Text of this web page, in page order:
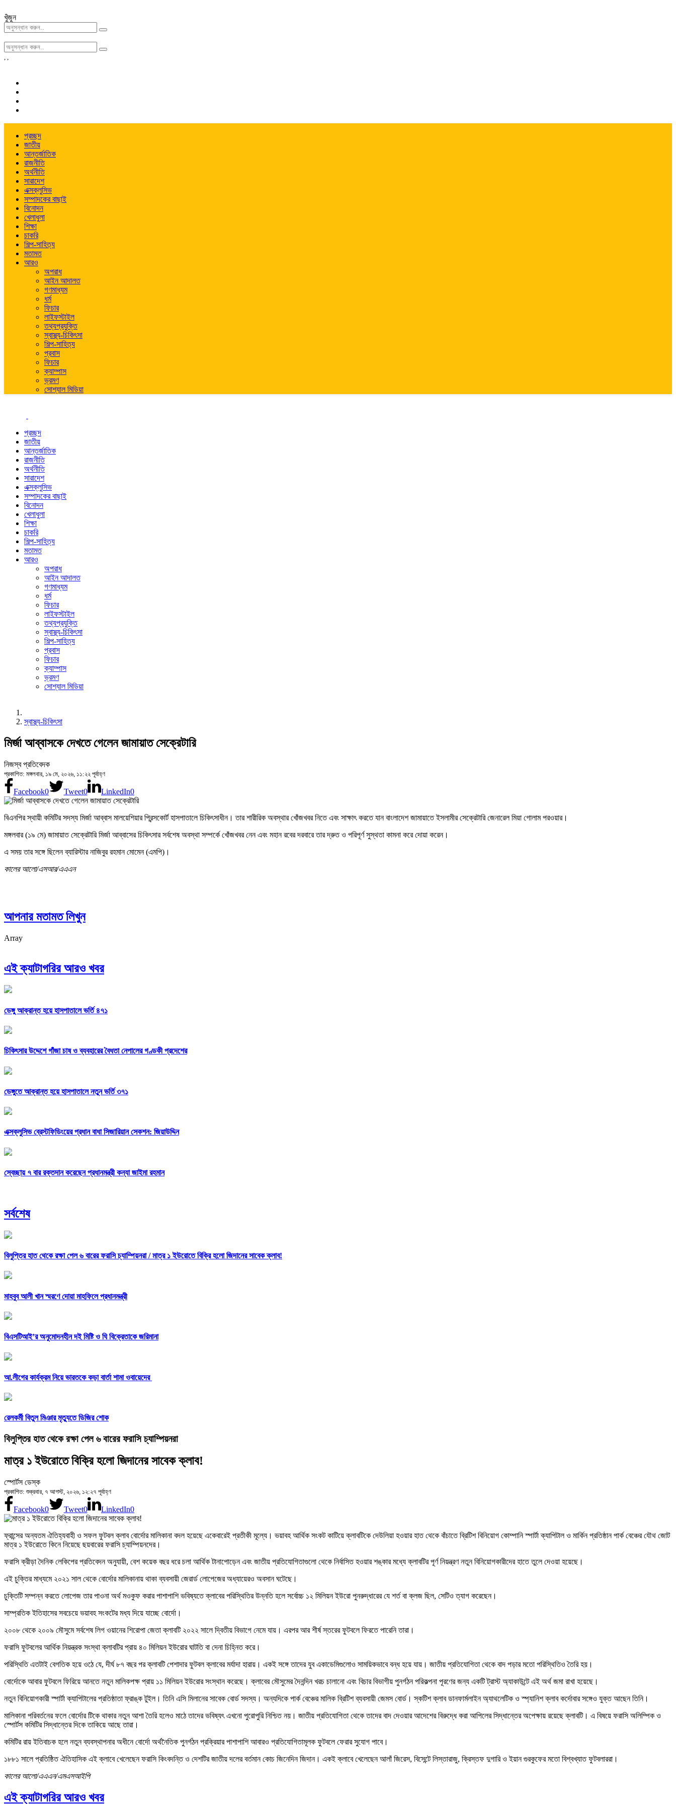
খুঁজুন
, ,
প্রচ্ছদ
জাতীয়
আন্তর্জাতিক
রাজনীতি
অর্থনীতি
সারাদেশ
এক্সক্লুসিভ
সম্পাদকের বাছাই
বিনোদন
খেলাধুলা
শিক্ষা
চাকরি
শিল্প-সাহিত্য
মতামত
আরও
অপরাধ
আইন আদালত
গণমাধ্যম
ধর্ম
ফিচার
লাইফস্টাইল
তথ্যপ্রযুক্তি
স্বাস্থ্য-চিকিৎসা
শিল্প-সাহিত্য
প্রবাস
ফিচার
ক্যাম্পাস
ভ্রমণ
সোশ্যাল মিডিয়া
প্রচ্ছদ
জাতীয়
আন্তর্জাতিক
রাজনীতি
অর্থনীতি
সারাদেশ
এক্সক্লুসিভ
সম্পাদকের বাছাই
বিনোদন
খেলাধুলা
শিক্ষা
চাকরি
শিল্প-সাহিত্য
মতামত
আরও
অপরাধ
আইন আদালত
গণমাধ্যম
ধর্ম
ফিচার
লাইফস্টাইল
তথ্যপ্রযুক্তি
স্বাস্থ্য-চিকিৎসা
শিল্প-সাহিত্য
প্রবাস
ফিচার
ক্যাম্পাস
ভ্রমণ
সোশ্যাল মিডিয়া
স্বাস্থ্য-চিকিৎসা
মির্জা আব্বাসকে দেখতে গেলেন জামায়াত সেক্রেটারি
নিজস্ব প্রতিবেদক
প্রকাশিত: মঙ্গলবার, ১৯ মে, ২০২৬, ১১:২২ পূর্বাহ্ণ
Facebook0 Tweet0 LinkedIn0
বিএনপির স্থায়ী কমিটির সদস্য মির্জা আব্বাস মালয়েশিয়ার প্রিন্সকোর্ট হাসপাতালে চিকিৎসাধীন। তার শারীরিক অবস্থার খোঁজখবর নিতে এবং সাক্ষাৎ করতে যান বাংলাদেশ জামায়াতে ইসলামীর সেক্রেটারি জেনারেল মিয়া গোলাম পরওয়ার।
মঙ্গলবার (১৯ মে) জামায়াত সেক্রেটারি মির্জা আব্বাসের চিকিৎসার সর্বশেষ অবস্থা সম্পর্কে খোঁজখবর নেন এবং মহান রবের দরবারে তার দ্রুত ও পরিপূর্ণ সুস্থতা কামনা করে দোয়া করেন।
এ সময় তার সঙ্গে ছিলেন ব্যারিস্টার নাজিবুর রহমান মোমেন (এমপি)।
কালের আলো/এসআর/এএএন
আপনার মতামত লিখুন
Array
এই ক্যাটাগরির আরও খবর
ডেঙ্গু আক্রান্ত হয়ে হাসপাতালে ভর্তি ৪৭১
চিকিৎসার উদ্দেশে গাঁজা চাষ ও ব্যবহারের বৈধতা নেপালের গণ্ডকী প্রদেশের
ডেঙ্গুতে আক্রান্ত হয়ে হাসপাতালে নতুন ভর্তি ৩৭১
এক্সক্লুসিভ ব্রেস্টফিডিংয়ের প্রধান বাধা সিজারিয়ান সেকশন: জিয়াউদ্দিন
স্বেচ্ছায় ৭ বার রক্তদান করেছেন প্রধানমন্ত্রী কন্যা জাইমা রহমান
সর্বশেষ
বিলুপ্তির হাত থেকে রক্ষা পেল ৬ বারের ফরাসি চ্যাম্পিয়নরা /মাত্র ১ ইউরোতে বিক্রি হলো জিদানের সাবেক ক্লাব!
মাহবুব আলী খান স্মরণে দোয়া মাহফিলে প্রধানমন্ত্রী
বিএসটিআই’র অনুমোদনহীন দই মিষ্টি ও ঘি বিক্রেতাকে জরিমানা
আ.লীগের কার্যক্রম নিয়ে ভারতকে কড়া বার্তা শামা ওবায়েদের
রেলকর্মী বিতুল মিঞার মৃত্যুতে ডিজির শোক
বিলুপ্তির হাত থেকে রক্ষা পেল ৬ বারের ফরাসি চ্যাম্পিয়নরা
মাত্র ১ ইউরোতে বিক্রি হলো জিদানের সাবেক ক্লাব!
স্পোর্টস ডেস্ক
প্রকাশিত: শুক্রবার, ৭ আগস্ট, ২০২৬, ১২:২৭ পূর্বাহ্ণ
Facebook0 Tweet0 LinkedIn0
ফ্রান্সের অন্যতম ঐতিহ্যবাহী ও সফল ফুটবল ক্লাব বোর্দোর মালিকানা বদল হয়েছে একেবারেই প্রতীকী মূল্যে। ভয়াবহ আর্থিক সংকট কাটিয়ে ক্লাবটিকে দেউলিয়া হওয়ার হাত থেকে বাঁচাতে ব্রিটিশ বিনিয়োগ কোম্পানি স্পার্টা ক্যাপিটাল ও মার্কিন প্রতিষ্ঠান পার্ক বেঞ্চের যৌথ জোট
মাত্র ১ ইউরোতে কিনে নিয়েছে ছয়বারের ফরাসি চ্যাম্পিয়নদের।
ফরাসি ক্রীড়া দৈনিক লেকিপের প্রতিবেদন অনুযায়ী, বেশ কয়েক বছর ধরে চলা আর্থিক টানাপোড়েন এবং জাতীয় প্রতিযোগিতাগুলো থেকে নির্বাসিত হওয়ার শঙ্কার মধ্যে ক্লাবটির পূর্ণ নিয়ন্ত্রণ নতুন বিনিয়োগকারীদের হাতে তুলে দেওয়া হয়েছে।
এই চুক্তির মাধ্যমে ২০২১ সাল থেকে বোর্দোর মালিকানায় থাকা ব্যবসায়ী জেরার্ড লোপেজের অধ্যায়েরও অবসান ঘটেছে।
চুক্তিটি সম্পন্ন করতে লোপেজ তার পাওনা অর্থ মওকুফ করার পাশাপাশি ভবিষ্যতে ক্লাবের পরিস্থিতির উন্নতি হলে সর্বোচ্চ ১২ মিলিয়ন ইউরো পুনরুদ্ধারের যে শর্ত বা ক্লজ ছিল, সেটিও ত্যাগ করেছেন।
সাম্প্রতিক ইতিহাসের সবচেয়ে ভয়াবহ সংকটের মধ্য দিয়ে যাচ্ছে বোর্দো।
২০০৮ থেকে ২০০৯ মৌসুমে সর্বশেষ লিগ ওয়ানের শিরোপা জেতা ক্লাবটি ২০২২ সালে দ্বিতীয় বিভাগে নেমে যায়। এরপর আর শীর্ষ স্তরের ফুটবলে ফিরতে পারেনি তারা।
ফরাসি ফুটবলের আর্থিক নিয়ন্ত্রক সংস্থা ক্লাবটির প্রায় ৪০ মিলিয়ন ইউরোর ঘাটতি বা দেনা চিহ্নিত করে।
পরিস্থিতি এতটাই বেগতিক হয়ে ওঠে যে, দীর্ঘ ৮৭ বছর পর ক্লাবটি পেশাদার ফুটবল ক্লাবের মর্যাদা হারায়। একই সঙ্গে তাদের যুব একাডেমিগুলোও সাময়িকভাবে বন্ধ হয়ে যায়। জাতীয় প্রতিযোগিতা থেকে বাদ পড়ার মতো পরিস্থিতিও তৈরি হয়।
বোর্দোকে আবার ফুটবলে ফিরিয়ে আনতে নতুন মালিকপক্ষ প্রায় ১১ মিলিয়ন ইউরোর সংস্থান করেছে। ক্লাবের মৌসুমের দৈনন্দিন খরচ চালানো এবং বিচার বিভাগীয় পুনর্গঠন পরিকল্পনা পূরণের জন্য একটি ট্রাস্ট অ্যাকাউন্টে এই অর্থ জমা রাখা হয়েছে।
নতুন বিনিয়োগকারী স্পার্টা ক্যাপিটালের প্রতিষ্ঠাতা ফ্রাঙ্ক টুইল। তিনি এসি মিলানের সাবেক বোর্ড সদস্য। অন্যদিকে পার্ক বেঞ্চের মালিক ব্রিটিশ ব্যবসায়ী জেমস বোর্ড। স্কটিশ ক্লাব ডানফার্মলাইন অ্যাথলেটিক ও স্প্যানিশ ক্লাব কর্দোবার সঙ্গেও যুক্ত আছেন তিনি।
মালিকানা পরিবর্তনের ফলে বোর্দোর টিকে থাকার নতুন আশা তৈরি হলেও মাঠে তাদের ভবিষ্যৎ এখনো পুরোপুরি নিশ্চিত নয়। জাতীয় প্রতিযোগিতা থেকে তাদের বাদ দেওয়ার আদেশের বিরুদ্ধে করা আপিলের সিদ্ধান্তের অপেক্ষায় রয়েছে ক্লাবটি। এ বিষয়ে ফরাসি অলিম্পিক ও
স্পোর্টস কমিটির সিদ্ধান্তের দিকে তাকিয়ে আছে তারা।
কমিটির রায় ইতিবাচক হলে নতুন ব্যবস্থাপনার অধীনে বোর্দো অর্থনৈতিক পুনর্গঠন প্রক্রিয়ার পাশাপাশি আবারও প্রতিযোগিতামূলক ফুটবলে ফেরার সুযোগ পাবে।
১৮৮১ সালে প্রতিষ্ঠিত ঐতিহাসিক এই ক্লাবে খেলেছেন ফরাসি কিংবদন্তি ও দেশটির জাতীয় দলের বর্তমান কোচ জিনেদিন জিদান। একই ক্লাবে খেলেছেন আলাঁ জিরেস, বিসেন্টে লিস্তারাজু, ক্রিস্তফ দুগারি ও ইয়ান গুরকুফের মতো বিশ্বখ্যাত ফুটবলাররা।
কালের আলো/এএএন/এমএসআইপি
এই ক্যাটাগরির আরও খবর